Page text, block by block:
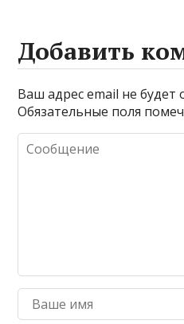
Добавить
Ваш адрес email не будет
Обязательные поля